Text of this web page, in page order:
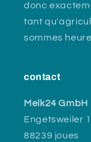
donc
tant
sommes
contact
Melk24 GmbH
Engetsweiler
88239 joues